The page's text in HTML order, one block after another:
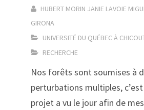
HUBERT MORIN JANIE LAVOIE
GIRONA
UNIVERSITÉ DU QUÉBEC À
RECHERCHE
Nos forêts sont soumises à
perturbations multiples,
projet a vu le jour afin de